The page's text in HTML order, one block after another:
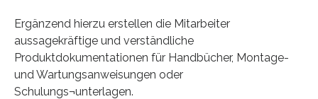
Ergänzend hierzu erstellen die Mitarbeiter
aussagekräftige und verständliche
Produktdokumentationen für Handbücher, Montage-
und Wartungsanweisungen oder
Schulungs¬unterlagen.